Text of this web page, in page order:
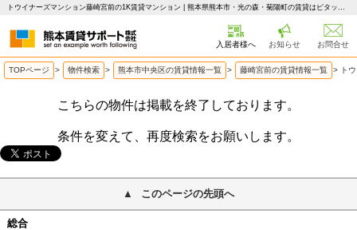
トウイナーズマンション藤崎宮前の1K賃貸マンション | 熊本県熊本市・光の森・菊陽町の賃貸はピタットハウス 熊本賃貸サポート
入居者様へ お知らせ お問合せ
TOPページ > 物件検索 > 熊本市中央区の賃貸情報一覧 > 藤崎宮前の賃貸情報一覧 > ト
こちらの物件は掲載を終了しております。
条件を変えて、再度検索をお願いします。
このページの先頭へ
総合